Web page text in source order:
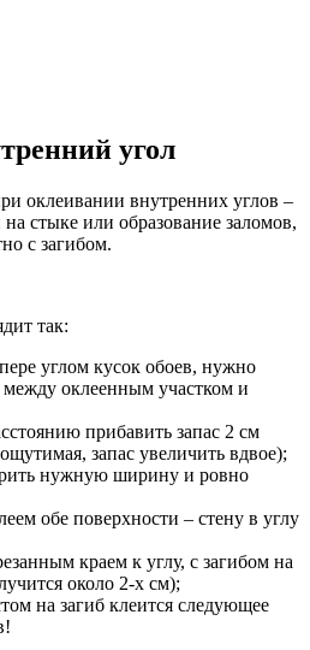
угол
оклеивании внутренних углов –
стыке или образование заломов,
с загибом.
так:
углом кусок обоев, нужно
между оклеенным участком и
прибавить запас 2 см
запас увеличить вдвое);
нужную ширину и ровно
обе поверхности – стену в углу
краем к углу, с загибом на
около 2-х см);
на загиб клеится следующее